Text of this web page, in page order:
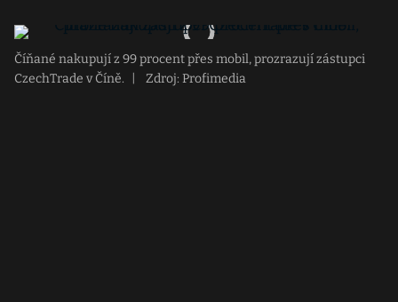
Číňané nakupují z 99 procent přes mobil, prozrazují zástupci
CzechTrade v Číně.
Zdroj: Profimedia